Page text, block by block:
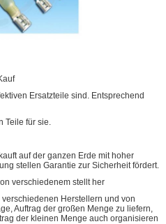
Ersatzteile sind. Entsprechend
für sie.
auf der ganzen Erde mit hoher
stellen Garantie zur Sicherheit fördert.
verschiedenem stellt her
Herstellern und von
Auftrag der großen Menge zu liefern,
der kleinen Menge auch organisieren